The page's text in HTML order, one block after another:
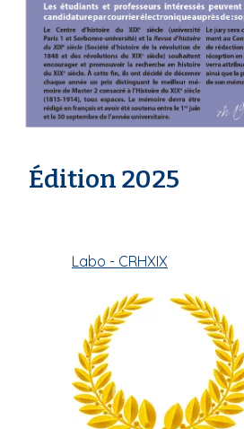
Édition 2025
Labo - CRHXIX